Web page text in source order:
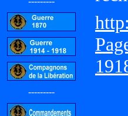
---------